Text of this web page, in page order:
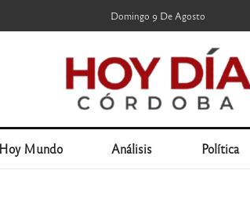
Domingo 9 De Agosto
Hoy Mundo Análisis Política